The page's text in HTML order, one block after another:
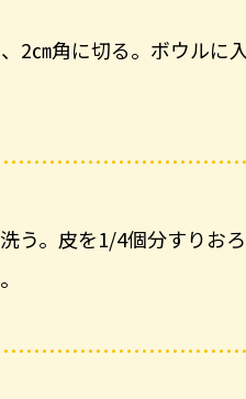
2㎝角に切る。ボウルに
う。皮を1/4個分すりお